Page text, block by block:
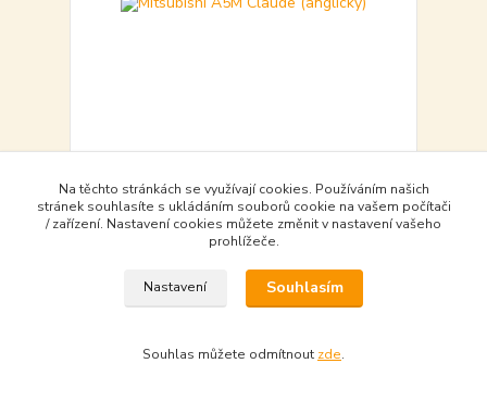
Mitsubishi A5M Claude (anglicky)
539,00 Kč
539,00 Kčbez DPH skladem - available
Do košíku - Add to basket
Na těchto stránkách se využívají cookies. Používáním našich
stránek souhlasíte s ukládáním souborů cookie na vašem počítači
/ zařízení. Nastavení cookies můžete změnit v nastavení vašeho
prohlížeče.
Nastavení Souhlasím
Souhlas můžete odmítnout zde.